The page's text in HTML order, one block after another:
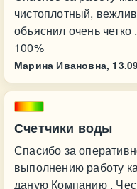
чистоплотный,
объяснил очень
100%
Марина Ивановна,
Счетчики воды
Спасибо за
выполнению работу
даную Компанию .